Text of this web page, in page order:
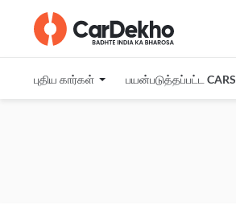
புதிய கார்கள் பயன்படுத்தப்பட்ட CARS